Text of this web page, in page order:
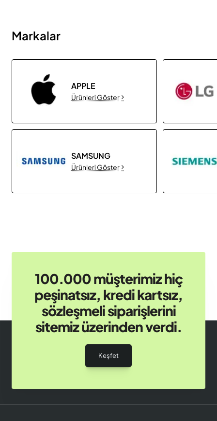
Markalar
APPLE
Ürünleri Göster
SAMSUNG
Ürünleri Göster
100.000 müşterimiz hiç
peşinatsız, kredi kartsız,
sözleşmeli siparişlerini
sitemiz üzerinden verdi.
Keşfet